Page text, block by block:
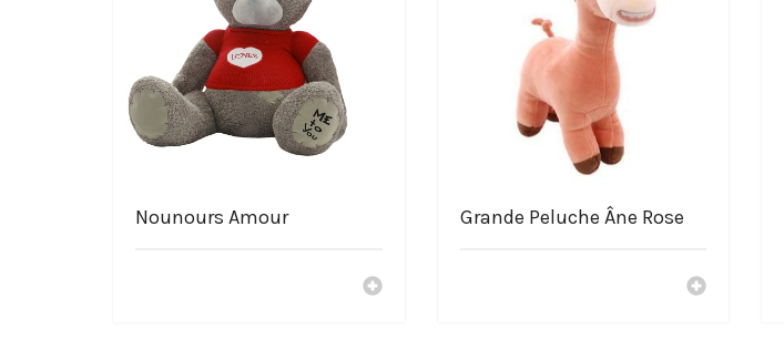
Lavage à la main préférable ou machine à 30 degrés
Choisir le shop La-Peluche.com
Service Français
Livraison gratuite
Paiement sécurisé à 100%
Nounours Amour Grande Peluche Âne Rose